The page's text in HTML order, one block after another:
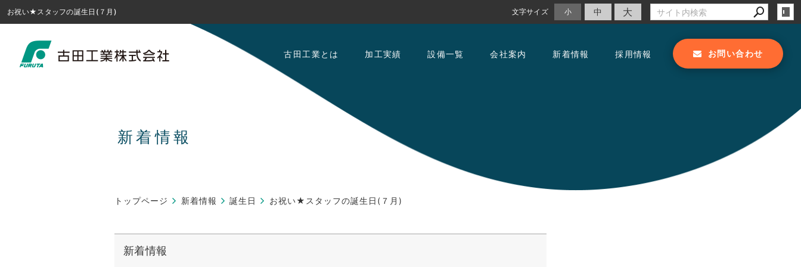
お祝い★スタッフの誕生日(７月) 文字サイズ 小 中 大
古田工業とは 加工実績 設備一覧 会社案内 新着情報 採用情報 お問い合わせ
新着情報
トップページ 新着情報 誕生日 お祝い★スタッフの誕生日(７月)
新着情報